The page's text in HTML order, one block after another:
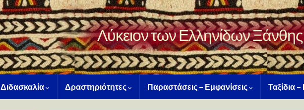
Λύκειον των Ελληνίδων Ξάνθης
Διδασκαλία Δραστηριότητες Παραστάσεις – Εμφανίσεις Ταξίδια